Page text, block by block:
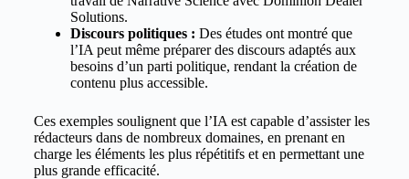
Solutions.
Discours politiques : Des études ont montré que
l’IA peut même préparer des discours adaptés aux
besoins d’un parti politique, rendant la création de
contenu plus accessible.
Ces exemples soulignent que l’IA est capable d’assister les
rédacteurs dans de nombreux domaines, en prenant en
charge les éléments les plus répétitifs et en permettant une
plus grande efficacité.